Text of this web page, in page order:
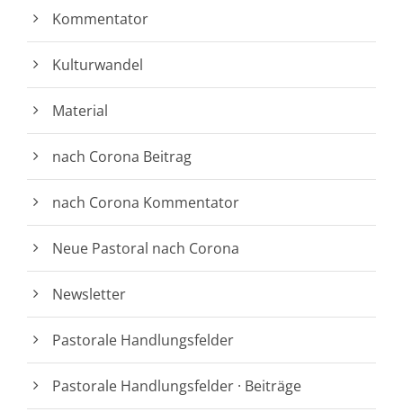
Kommentator
Kulturwandel
Material
nach Corona Beitrag
nach Corona Kommentator
Neue Pastoral nach Corona
Newsletter
Pastorale Handlungsfelder
Pastorale Handlungsfelder · Beiträge